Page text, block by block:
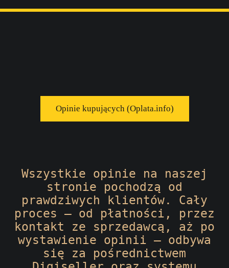
Opinie kupujących (Oplata.info)
Wszystkie opinie na naszej
stronie pochodzą od
prawdziwych klientów. Cały
proces — od płatności, przez
kontakt ze sprzedawcą, aż po
wystawienie opinii — odbywa
się za pośrednictwem